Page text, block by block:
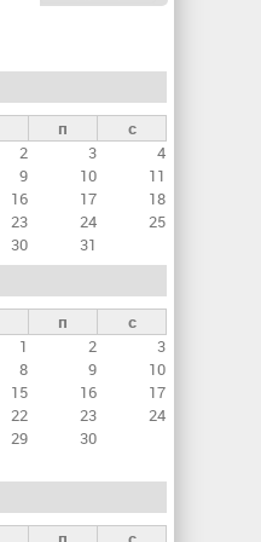
п
с
2 3
4
9 10
11
16 17
18
23 24
25
30 31
п
с
1
2
3
8 9
10
15 16
17
22 23
24
29 30